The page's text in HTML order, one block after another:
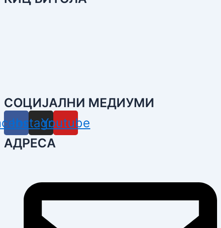
СОЦИЈАЛНИ МЕДИУМИ
Instagram
Youtube
АДРЕСА